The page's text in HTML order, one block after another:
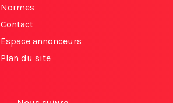
Normes
Contact
Espace annonceurs
Plan du site